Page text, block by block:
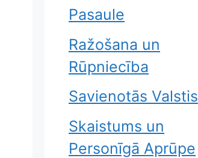
Pasaule
Ražošana un
Rūpniecība
Savienotās Valstis
Skaistums un
Personīgā Aprūpe